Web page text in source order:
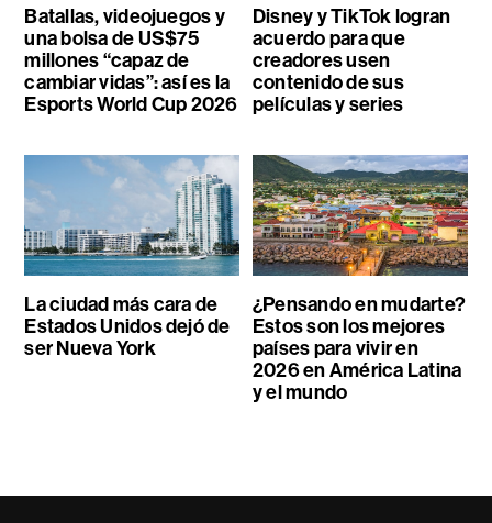
Batallas, videojuegos y
una bolsa de US$75
millones “capaz de
cambiar vidas”: así es la
Esports World Cup 2026
Disney y TikTok logran
acuerdo para que
creadores usen
contenido de sus
películas y series
La ciudad más cara de
Estados Unidos dejó de
ser Nueva York
¿Pensando en mudarte?
Estos son los mejores
países para vivir en
2026 en América Latina
y el mundo